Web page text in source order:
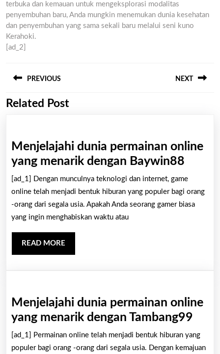
terbuka dan kemauan untuk mengeksplorasi modalitas
penyembuhan baru, Anda mungkin menemukan dunia kesehatan
dan penyembuhan yang sama sekali baru melalui seni kuno
Kerahoki.
[ad_2]
navigation
PREVIOUS
Previous
NEXT
Related Post
Menjelajahi dunia permainan online
yang menarik dengan Baywin88
dunia
online
[ad_1] Dengan munculnya teknologi dan internet, game
online telah menjadi bentuk hiburan yang populer bagi orang
-orang dari segala usia. Apakah Anda seorang gamer biasa
yang ingin menghabiskan waktu atau
READ MORE
MORE
Menjelajahi dunia permainan online
yang menarik dengan Tambang99
[ad_1] Permainan online telah menjadi bentuk hiburan yang
populer bagi orang -orang dari segala usia. Dengan kemajuan